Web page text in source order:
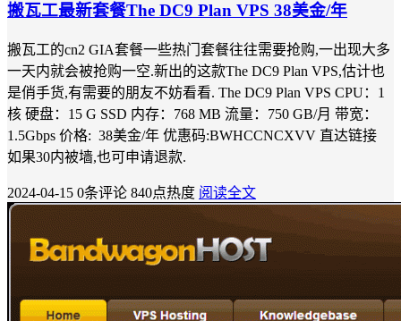
搬瓦工最新套餐The DC9 Plan VPS 38美金/年
搬瓦工的cn2 GIA套餐一些热门套餐往往需要抢购,一出现大多
一天内就会被抢购一空.新出的这款The DC9 Plan VPS,估计也
是俏手货,有需要的朋友不妨看看. The DC9 Plan VPS CPU：1
核 硬盘：15 G SSD 内存：768 MB 流量：750 GB/月 带宽：
1.5Gbps 价格: 38美金/年 优惠码:BWHCCNCXVV 直达链接
如果30内被墙,也可申请退款.
2024-04-15 0条评论 840点热度 阅读全文